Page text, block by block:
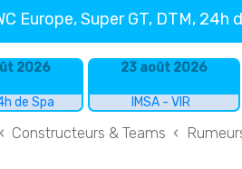
Europe, Super GT, DTM, 24h
2026
de Spa
23 août 2026
IMSA - VIR
Constructeurs & Teams